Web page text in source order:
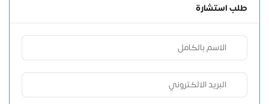
طلب استشارة